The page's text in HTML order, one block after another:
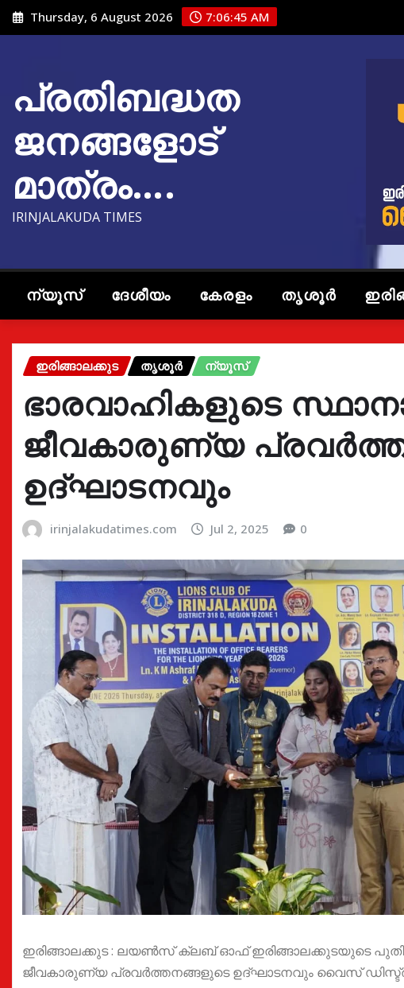
Skip
to
Thursday, 6 August 2026 7:06:46 AM
പ്രതിബദ്ധത
ജനങ്ങളോട്
മാത്രം….
IRINJALAKUDA TIMES
ന്യൂസ് ദേശീയം കേരളം തൃശൂർ
ഇരിങ്ങാലക്കുട തൃശൂർ ന്യൂസ്
ഭാരവാഹികളുടെ
ജീവകാരുണ്യ
ഉദ്ഘാടനവും
irinjalakudatimes.com Jul 2, 2025 0
ഇരിങ്ങാലക്കുട : ലയൺസ് ക്ലബ് ഓഫ് ഇരിങ്ങാലക്കുടയുടെ
ജീവകാരുണ്യ പ്രവർത്തനങ്ങളുടെ ഉദ്ഘാടനവും വൈസ്